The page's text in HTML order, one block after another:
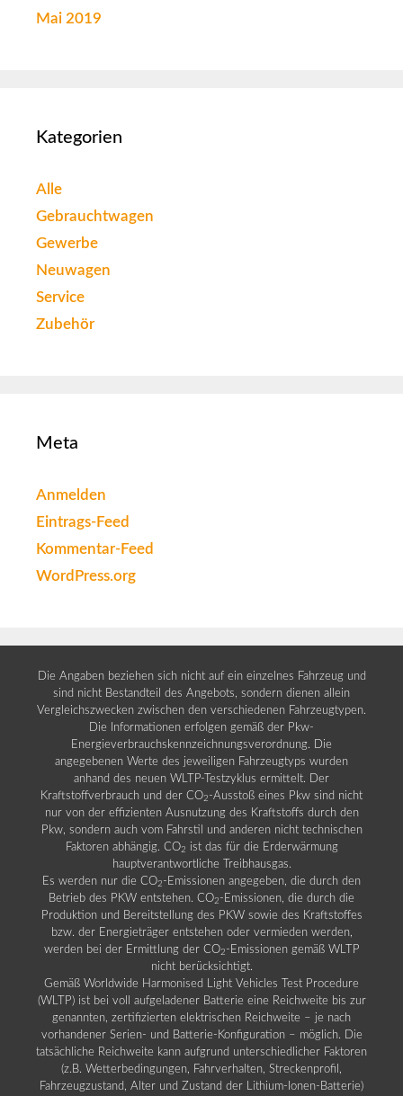
Mai 2019
Kategorien
Alle
Gebrauchtwagen
Gewerbe
Neuwagen
Service
Zubehör
Meta
Anmelden
Eintrags-Feed
Kommentar-Feed
WordPress.org
Die Angaben beziehen sich nicht auf ein einzelnes Fahrzeug und
sind nicht Bestandteil des Angebots, sondern dienen allein
Vergleichszwecken zwischen den verschiedenen Fahrzeugtypen.
Die Informationen erfolgen gemäß der Pkw-
Energieverbrauchskennzeichnungsverordnung. Die
angegebenen Werte des jeweiligen Fahrzeugtyps wurden
anhand des neuen WLTP-Testzyklus ermittelt. Der
Kraftstoffverbrauch und der CO2 -Ausstoß eines Pkw sind nicht
nur von der effizienten Ausnutzung des Kraftstoffs durch den
Pkw, sondern auch vom Fahrstil und anderen nicht technischen
Faktoren abhängig. CO2 ist das für die Erderwärmung
hauptverantwortliche Treibhausgas.
Es werden nur die CO2 -Emissionen angegeben, die durch den
Betrieb des PKW entstehen. CO2 -Emissionen, die durch die
Produktion und Bereitstellung des PKW sowie des Kraftstoffes
bzw. der Energieträger entstehen oder vermieden werden,
werden bei der Ermittlung der CO2 -Emissionen gemäß WLTP
nicht berücksichtigt.
Gemäß Worldwide Harmonised Light Vehicles Test Procedure
(WLTP) ist bei voll aufgeladener Batterie eine Reichweite bis zur
genannten, zertifizierten elektrischen Reichweite – je nach
vorhandener Serien- und Batterie-Konfiguration – möglich. Die
tatsächliche Reichweite kann aufgrund unterschiedlicher Faktoren
(z.B. Wetterbedingungen, Fahrverhalten, Streckenprofil,
Fahrzeugzustand, Alter und Zustand der Lithium-Ionen-Batterie)